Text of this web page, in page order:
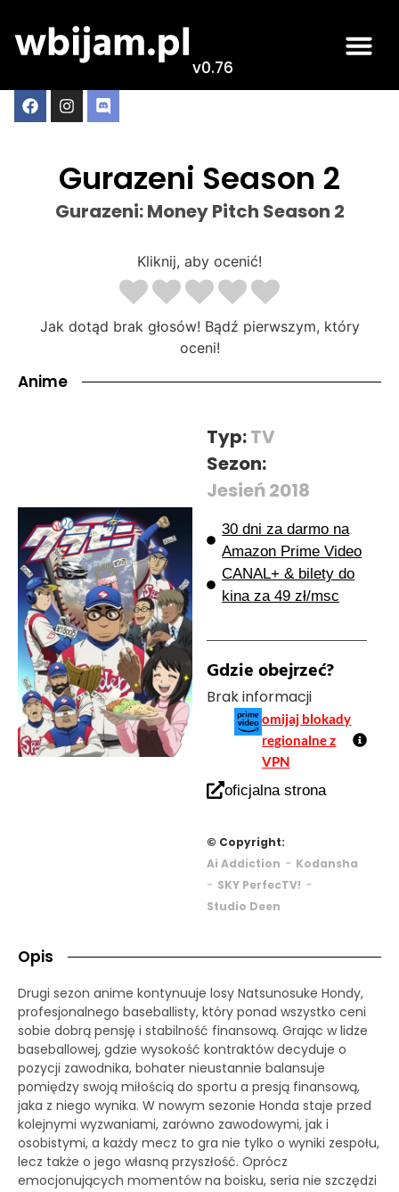
v0.76
Gurazeni Season 2
Gurazeni: Money Pitch Season 2
Kliknij, aby ocenić!
Jak dotąd brak głosów! Bądź pierwszym, który
oceni!
Anime
Typ:TV
Sezon:
Jesień 2018
30 dni za darmo na
Amazon Prime Video
CANAL+ & bilety do
kina za 49 zł/msc
Gdzie obejrzeć?
Brak informacji
omijaj blokady
regionalne z
VPN
oficjalna strona
© Copyright:
Ai Addiction - Kodansha
- SKY PerfecTV! -
Studio Deen
Opis
Drugi sezon anime kontynuuje losy Natsunosuke Hondy,
profesjonalnego baseballisty, który ponad wszystko ceni
sobie dobrą pensję i stabilność finansową. Grając w lidze
baseballowej, gdzie wysokość kontraktów decyduje o
pozycji zawodnika, bohater nieustannie balansuje
pomiędzy swoją miłością do sportu a presją finansową,
jaka z niego wynika. W nowym sezonie Honda staje przed
kolejnymi wyzwaniami, zarówno zawodowymi, jak i
osobistymi, a każdy mecz to gra nie tylko o wyniki zespołu,
lecz także o jego własną przyszłość. Oprócz
emocjonujących momentów na boisku, seria nie szczędzi